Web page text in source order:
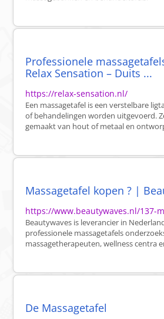
Professionele
Relax Sensation – Duits ...
https://relax-sensation.nl/
Een massagetafel is een verstelbare
of behandelingen worden uitgevoerd.
gemaakt van hout of metaal en
Massagetafel kopen ? |
https://www.beautywaves.nl/137-
Beautywaves is leverancier in
professionele massagetafels
massagetherapeuten, wellness centra
De Massagetafel